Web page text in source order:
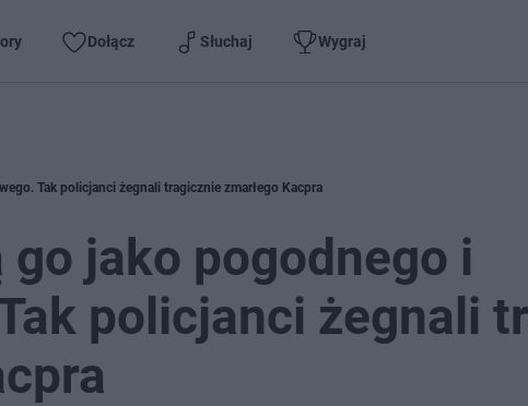
Dołącz Słuchaj Wygraj
Tak policjanci żegnali tragicznie zmarłego Kacpra
jako pogodnego i
policjanci żegnali